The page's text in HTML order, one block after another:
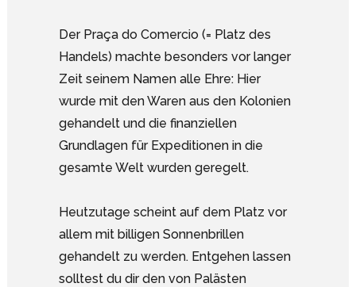
Der Praça do Comercio (= Platz des
Handels) machte besonders vor langer
Zeit seinem Namen alle Ehre: Hier
wurde mit den Waren aus den Kolonien
gehandelt und die finanziellen
Grundlagen für Expeditionen in die
gesamte Welt wurden geregelt.
Heutzutage scheint auf dem Platz vor
allem mit billigen Sonnenbrillen
gehandelt zu werden. Entgehen lassen
solltest du dir den von Palästen